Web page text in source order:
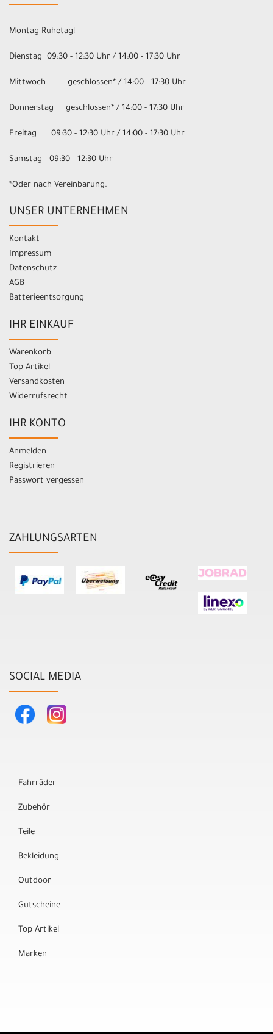
Montag Ruhetag!
Dienstag 09:30 - 12:30 Uhr / 14:00 - 17:30 Uhr
Mittwoch geschlossen* / 14:00 - 17:30 Uhr
Donnerstag geschlossen* / 14:00 - 17:30 Uhr
Freitag 09:30 - 12:30 Uhr / 14:00 - 17:30 Uhr
Samstag 09:30 - 12:30 Uhr
*Oder nach Vereinbarung.
UNSER UNTERNEHMEN
Kontakt
Impressum
Datenschutz
AGB
Batterieentsorgung
IHR EINKAUF
Warenkorb
Top Artikel
Versandkosten
Widerrufsrecht
IHR KONTO
Anmelden
Registrieren
Passwort vergessen
ZAHLUNGSARTEN
SOCIAL MEDIA
Fahrräder
Zubehör
Teile
Bekleidung
Outdoor
Gutscheine
Top Artikel
Marken